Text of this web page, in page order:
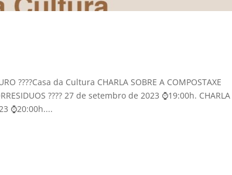
????Casa da Cultura CHARLA SOBRE A COMPOSTAXE
???? 27 de setembro de 2023 ⌚19:00h. CHARLA
⌚20:00h....